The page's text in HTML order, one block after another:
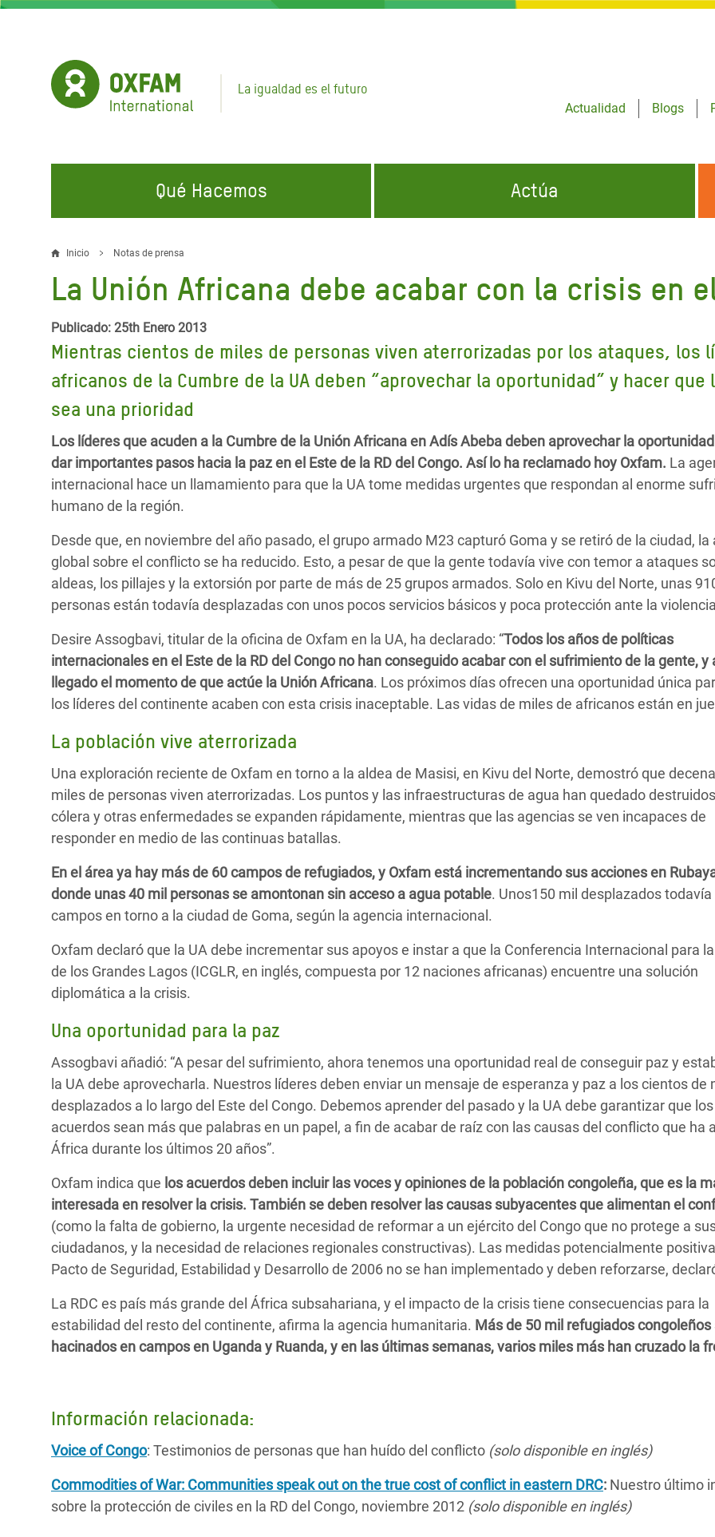
Pasar
La igualdad es el futuro
Actualidad
Blogs
Qué Hacemos
EN QUÉ TRABAJAMOS
Agua y Servicios de
Saneamiento
Alimentación, Crisis Climática,
y Recursos Naturales
Servicios Sociales Básicos
Inequality and Rights in a
Digital Age
Gender, Rights, and Justice
Gaza Crisis Appeal
Crisis Climática y Alimentaria
en África Oriental
en Sudán del Sur
Crisis de Refugiados Rohinyá
Crisis en Siria
Crisis en Yemen
CONÓCENOS
Actúa
ÚNETE A NUESTRAS CAMPAÑAS
Climate Justice
Únete a Nuestra Comunidad para
#ActuaPorElClima
Erradiquemos el Sufrimiento Humano que
¡Basta! Acabemos con las violencias contra
mujeres y niñas
Sobrescribir
enlaces
de
ayuda
a
la
navegación
Inicio Notas de prensa
La Unión Africana debe acabar con la crisis en
Publicado: 25th Enero 2013
Mientras cientos de miles de personas viven aterrorizadas por los ataques, los
africanos de la Cumbre de la UA deben “aprovechar la oportunidad” y hacer que
sea una prioridad
Los líderes que acuden a la Cumbre de la Unión Africana en Adís Abeba deben aprovechar la
dar importantes pasos hacia la paz en el Este de la RD del Congo. Así lo ha reclamado hoy Oxfam. La
internacional hace un llamamiento para que la UA tome medidas urgentes que respondan al enorme
humano de la región.
Desde que, en noviembre del año pasado, el grupo armado M23 capturó Goma y se retiró de la ciudad, la
global sobre el conflicto se ha reducido. Esto, a pesar de que la gente todavía vive con temor a ataques
aldeas, los pillajes y la extorsión por parte de más de 25 grupos armados. Solo en Kivu del Norte, unas
personas están todavía desplazadas con unos pocos servicios básicos y poca protección ante la
Desire Assogbavi, titular de la oficina de Oxfam en la UA, ha declarado: “Todos los años de políticas
internacionales en el Este de la RD del Congo no han conseguido acabar con el sufrimiento de la gente, y
llegado el momento de que actúe la Unión Africana. Los próximos días ofrecen una oportunidad única
los líderes del continente acaben con esta crisis inaceptable. Las vidas de miles de africanos están en
La población vive aterrorizada
Una exploración reciente de Oxfam en torno a la aldea de Masisi, en Kivu del Norte, demostró que
miles de personas viven aterrorizadas. Los puntos y las infraestructuras de agua han quedado
cólera y otras enfermedades se expanden rápidamente, mientras que las agencias se ven incapaces de
responder en medio de las continuas batallas.
En el área ya hay más de 60 campos de refugiados, y Oxfam está incrementando sus acciones en
donde unas 40 mil personas se amontonan sin acceso a agua potable. Unos150 mil desplazados todavía
campos en torno a la ciudad de Goma, según la agencia internacional.
Oxfam declaró que la UA debe incrementar sus apoyos e instar a que la Conferencia Internacional para
de los Grandes Lagos (ICGLR, en inglés, compuesta por 12 naciones africanas) encuentre una solución
diplomática a la crisis.
Una oportunidad para la paz
Assogbavi añadió: “A pesar del sufrimiento, ahora tenemos una oportunidad real de conseguir paz y
la UA debe aprovecharla. Nuestros líderes deben enviar un mensaje de esperanza y paz a los cientos de
desplazados a lo largo del Este del Congo. Debemos aprender del pasado y la UA debe garantizar que los
acuerdos sean más que palabras en un papel, a fin de acabar de raíz con las causas del conflicto que ha
África durante los últimos 20 años”.
Oxfam indica que los acuerdos deben incluir las voces y opiniones de la población congoleña, que es la
interesada en resolver la crisis. También se deben resolver las causas subyacentes que alimentan el
(como la falta de gobierno, la urgente necesidad de reformar a un ejército del Congo que no protege a
ciudadanos, y la necesidad de relaciones regionales constructivas). Las medidas potencialmente
Pacto de Seguridad, Estabilidad y Desarrollo de 2006 no se han implementado y deben reforzarse,
La RDC es país más grande del África subsahariana, y el impacto de la crisis tiene consecuencias para la
estabilidad del resto del continente, afirma la agencia humanitaria. Más de 50 mil refugiados congoleños
hacinados en campos en Uganda y Ruanda, y en las últimas semanas, varios miles más han cruzado la
Información relacionada:
Voice of Congo: Testimonios de personas que han huído del conflicto (solo disponible en inglés)
Commodities of War: Communities speak out on the true cost of conflict in eastern DRC: Nuestro último
sobre la protección de civilesen la RD del Congo, noviembre 2012 (solo disponible en inglés)